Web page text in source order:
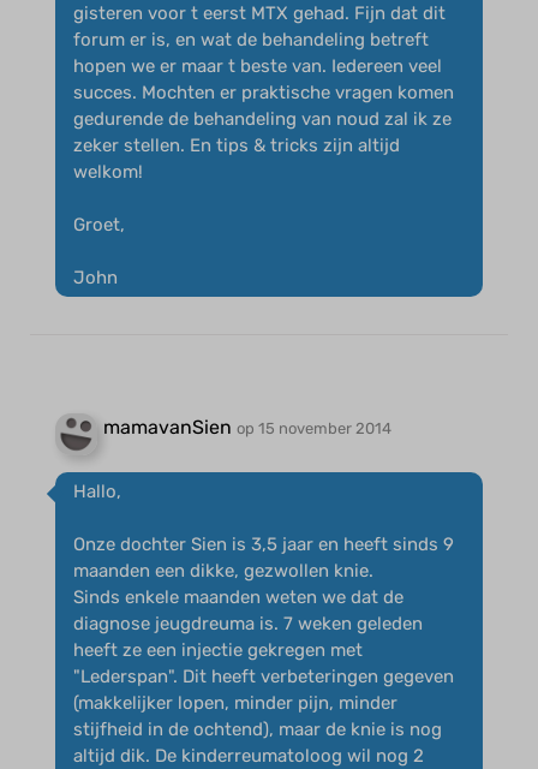
gisteren voor t eerst MTX gehad. Fijn dat dit
forum er is, en wat de behandeling betreft
hopen we er maar t beste van. Iedereen veel
succes. Mochten er praktische vragen komen
gedurende de behandeling van noud zal ik ze
zeker stellen. En tips & tricks zijn altijd
welkom!
Groet,
John
mamavanSien op 15 november 2014
Hallo,
Onze dochter Sien is 3,5 jaar en heeft sinds 9
maanden een dikke, gezwollen knie.
Sinds enkele maanden weten we dat de
diagnose jeugdreuma is. 7 weken geleden
heeft ze een injectie gekregen met
"Lederspan". Dit heeft verbeteringen gegeven
(makkelijker lopen, minder pijn, minder
stijfheid in de ochtend), maar de knie is nog
altijd dik. De kinderreumatoloog wil nog 2